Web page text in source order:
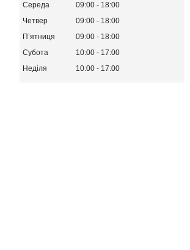
Середа
09:00
18:00
Четвер
09:00
18:00
Пʼятниця
09:00
18:00
Субота
10:00
17:00
Неділя
10:00 17:00